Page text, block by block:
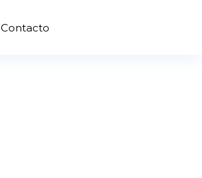
Contacto